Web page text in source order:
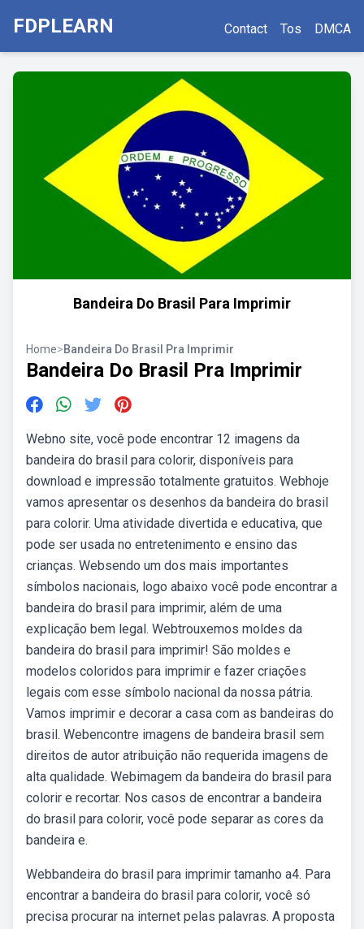
FDPLEARN Contact Tos DMCA
Bandeira Do Brasil Para Imprimir
Home>Bandeira Do Brasil Pra Imprimir
Bandeira Do Brasil Pra Imprimir
Webno site, você pode encontrar 12 imagens da
bandeira do brasil para colorir, disponíveis para
download e impressão totalmente gratuitos. Webhoje
vamos apresentar os desenhos da bandeira do brasil
para colorir. Uma atividade divertida e educativa, que
pode ser usada no entretenimento e ensino das
crianças. Websendo um dos mais importantes
símbolos nacionais, logo abaixo você pode encontrar a
bandeira do brasil para imprimir, além de uma
explicação bem legal. Webtrouxemos moldes da
bandeira do brasil para imprimir! São moldes e
modelos coloridos para imprimir e fazer criações
legais com esse símbolo nacional da nossa pátria.
Vamos imprimir e decorar a casa com as bandeiras do
brasil. Webencontre imagens de bandeira brasil sem
direitos de autor atribuição não requerida imagens de
alta qualidade. Webimagem da bandeira do brasil para
colorir e recortar. Nos casos de encontrar a bandeira
do brasil para colorir, você pode separar as cores da
bandeira e.
Webbandeira do brasil para imprimir tamanho a4. Para
encontrar a bandeira do brasil para colorir, você só
precisa procurar na internet pelas palavras. A proposta